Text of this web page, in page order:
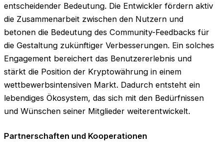
entscheidender Bedeutung. Die Entwickler fördern aktiv
die Zusammenarbeit zwischen den Nutzern und
betonen die Bedeutung des Community-Feedbacks für
die Gestaltung zukünftiger Verbesserungen. Ein solches
Engagement bereichert das Benutzererlebnis und
stärkt die Position der Kryptowährung in einem
wettbewerbsintensiven Markt. Dadurch entsteht ein
lebendiges Ökosystem, das sich mit den Bedürfnissen
und Wünschen seiner Mitglieder weiterentwickelt.
Partnerschaften und Kooperationen